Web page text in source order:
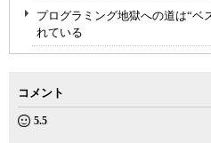
プログラミング地獄への道は“ベ
れている
コメント
5.5